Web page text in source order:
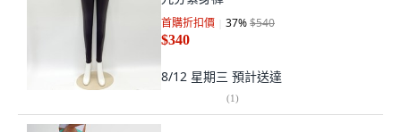
首購折扣價 37%$540
$340
8/12 星期三 預計送達
(1)